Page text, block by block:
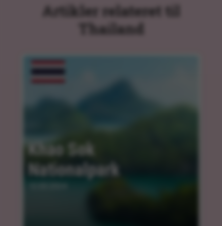
Artikler relateret til
Thailand
Khao Sok
Nationalpark